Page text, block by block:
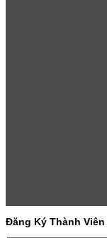
Đăng Ký Thành Viên